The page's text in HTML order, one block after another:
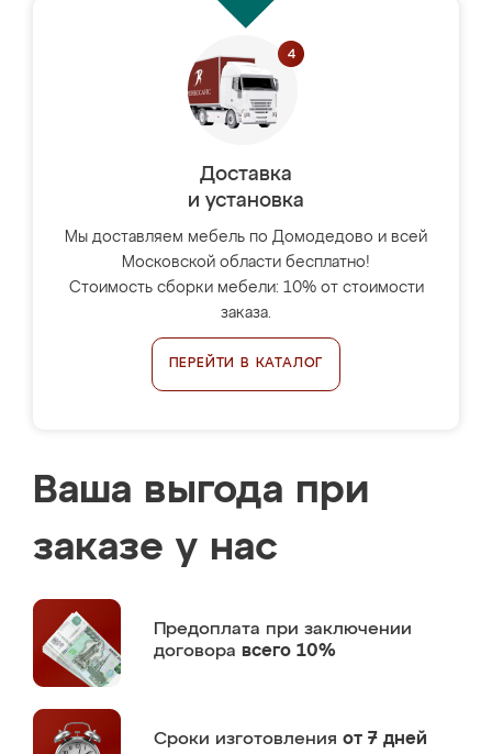
Доставка
и установка
Мы доставляем мебель по Домодедово и всей
Московской области бесплатно!
Стоимость сборки мебели: 10% от стоимости
заказа.
ПЕРЕЙТИ В КАТАЛОГ
Ваша выгода при
заказе у нас
Предоплата при заключении
договора всего 10%
Сроки изготовления от 7 дней